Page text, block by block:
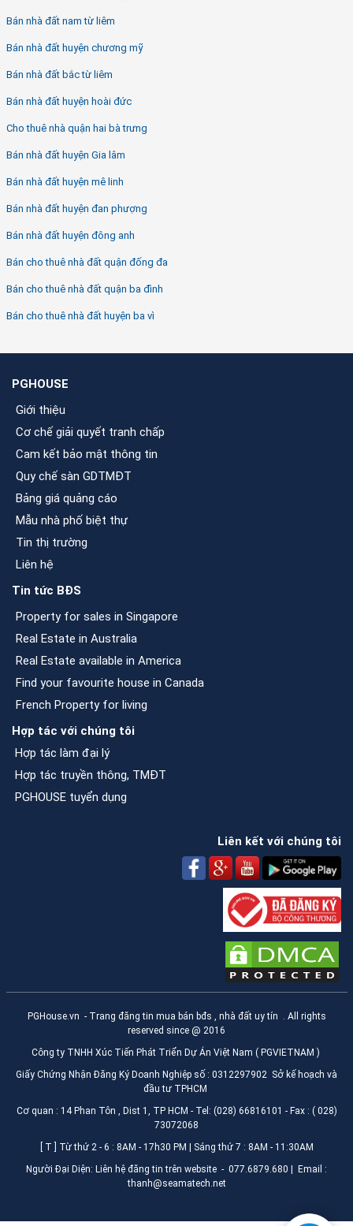
Bán nhà đất nam từ liêm
Bán nhà đất huyện chương mỹ
Bán nhà đất bắc từ liêm
Bán nhà đất huyện hoài đức
Cho thuê nhà quận hai bà trưng
Bán nhà đất huyện Gia lâm
Bán nhà đất huyện mê linh
Bán nhà đất huyện đan phượng
Bán nhà đất huyện đông anh
Bán cho thuê nhà đất quận đống đa
Bán cho thuê nhà đất quận ba đình
Bán cho thuê nhà đất huyện ba vì
PGHOUSE
Giới thiệu
Cơ chế giải quyết tranh chấp
Cam kết bảo mật thông tin
Quy chế sàn GDTMĐT
Bảng giá quảng cáo
Mẫu nhà phố biệt thự
Tin thị trường
Liên hệ
Tin tức BĐS
Property for sales in Singapore
Real Estate in Australia
Real Estate available in America
Find your favourite house in Canada
French Property for living
Hợp tác với chúng tôi
Hợp tác làm đại lý
Hợp tác truyền thông, TMĐT
PGHOUSE tuyển dụng
Liên kết với chúng tôi
PGHouse.vn - Trang đăng tin mua bán bđs , nhà đất uy tín . All rights
reserved since @ 2016
Công ty TNHH Xúc Tiến Phát Triển Dự Án Việt Nam ( PGVIETNAM )
Giấy Chứng Nhận Đăng Ký Doanh Nghiệp số : 0312297902 Sở kế hoạch và
đầu tư TPHCM
Cơ quan : 14 Phan Tôn , Dist 1, TP HCM - Tel: (028) 66816101 - Fax : ( 028)
73072068
[ T ] Từ thứ 2 - 6 : 8AM - 17h30 PM | Sáng thứ 7 : 8AM - 11:30AM
Người Đại Diện: Liên hệ đăng tin trên website - 077.6879.680 | Email :
thanh@seamatech.net